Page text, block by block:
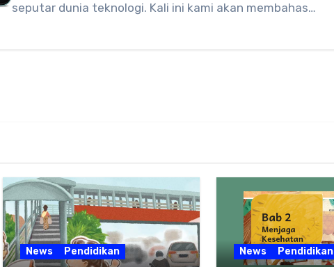
seputar dunia teknologi. Kali ini kami akan membahas…
News Pendidikan News Pendidikan